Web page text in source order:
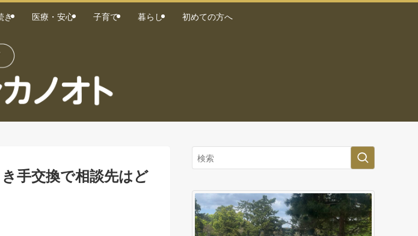
き 医療・安心 子育て 暮らし 初めての方へ
手交換で相談先はど